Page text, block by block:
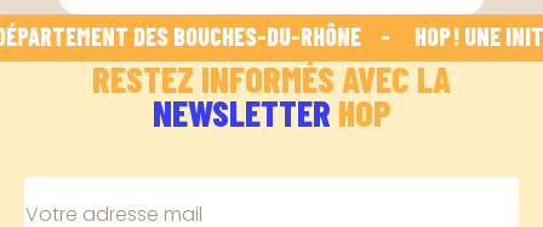
DES BOUCHES-DU-RHÔNE    - HOP ! UNE
RESTEZ INFORMÉS AVEC LA
NEWSLETTER HOP
Votre adresse mail